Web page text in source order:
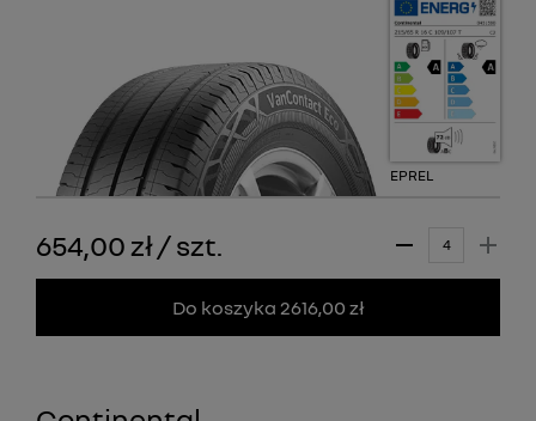
EPREL
654,00 zł/szt.
Do koszyka 2616,00 zł